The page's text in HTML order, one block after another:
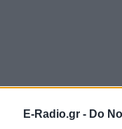
E-Radio.gr - Do